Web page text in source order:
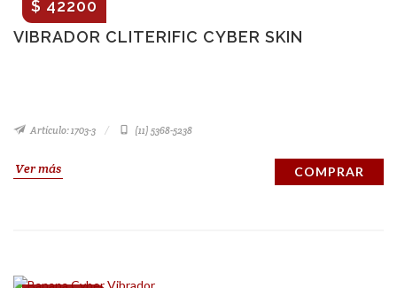
VIBRADOR CLITERIFIC CYBER SKIN
$ 42200
Artículo: 1703-3 (11) 5368-5238
Ver más COMPRAR